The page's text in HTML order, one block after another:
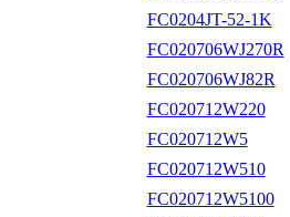
FC0204JT-52-1K
FC020706WJ270R
FC020706WJ82R
FC020712W220
FC020712W5
FC020712W510
FC020712W5100